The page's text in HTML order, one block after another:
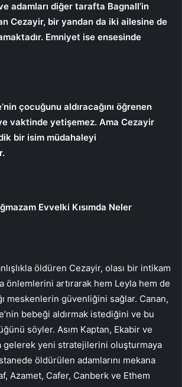
adamları diğer tarafta Bagnall’in
Cezayir, bir yandan da iki ailesine de
Emniyet ise ensesinde
çocuğunu aldıracağını öğrenen
vaktinde yetişemez. Ama Cezayir
bir isim müdahaleyi
Evvelki Kısımda Neler
öldüren Cezayir, olası bir intikam
önlemlerini artırarak hem Leyla hem de
meskenlerin güvenliğini sağlar. Canan,
bebeği aldırmak istediğini ve bu
söyler. Asım Kaptan, Ekabir ve
gelerek yeni stratejilerini oluşturmaya
öldürülen adamlarını mekana
Azamet, Cafer, Canberk ve Ethem